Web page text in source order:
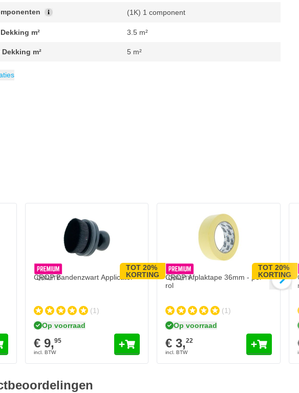
(1K) 1 component
m² 3.5 m²
m² 5 m²
1 liter
CROP Bandenzwart Applicator
(1)
Op voorraad
€ 9,95
TOT 20%
KORTING
CROP Afplaktape 36mm - per
rol
(1)
Op voorraad
€ 3,22
TOT 20%
KORTING